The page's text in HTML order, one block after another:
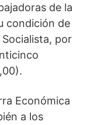
de la
condición de
por
Económica
a los